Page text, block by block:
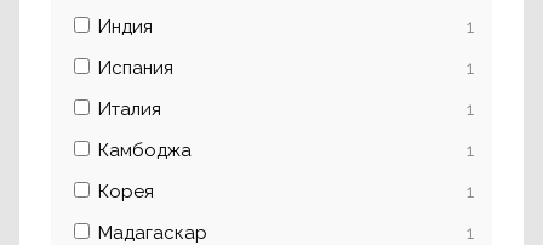
Индия
1
Испания
1
Италия
1
Камбоджа
1
Корея
1
Мадагаскар
1